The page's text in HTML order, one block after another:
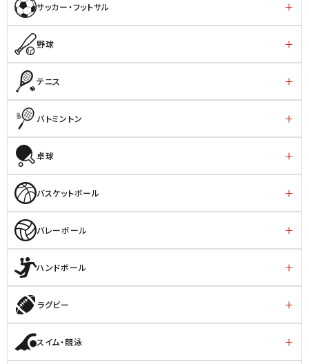
サッカー・フットサル
野球
テニス
バトミントン
卓球
バスケットボール
バレーボール
ハンドボール
ラグビー
スイム・競泳